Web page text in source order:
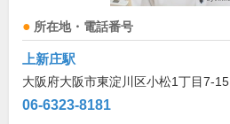
所在地・電話番号
上新庄駅
大阪府大阪市東淀川区小松1丁目7-15
06-6323-8181